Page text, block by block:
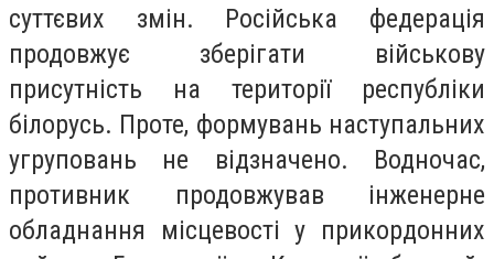
суттєвих змін. Російська федерація
продовжує зберігати військову
присутність на території республіки
білорусь. Проте, формувань наступальних
угруповань не відзначено. Водночас,
противник продовжував інженерне
обладнання місцевості у прикордонних